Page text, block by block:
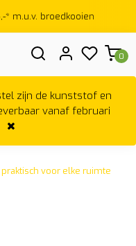
* m.u.v. broedkooien
0
zijn de kunststof en
vanaf februari
voor elke ruimte